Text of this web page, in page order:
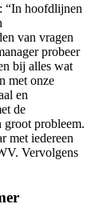
: “In hoofdlijnen
van vragen
probeer
bij alles wat
met onze
en
de
groot probleem.
met iedereen
Vervolgens